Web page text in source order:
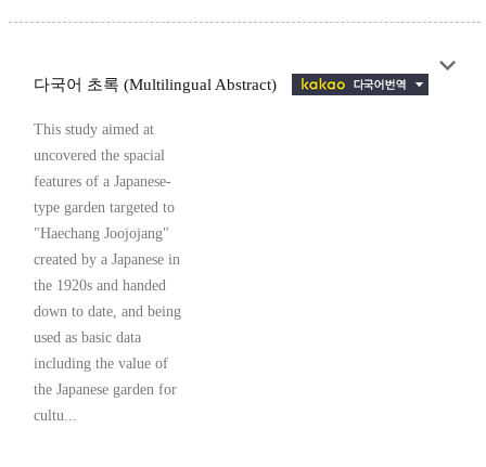
다국어 초록 (Multilingual Abstract)
This study aimed at
uncovered the spacial
features of a Japanese-
type garden targeted to
"Haechang Joojojang"
created by a Japanese in
the 1920s and handed
down to date, and being
used as basic data
including the value of
the Japanese garden for
cultu...